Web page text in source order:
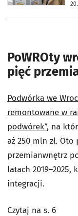
PoWROty
pięć
Podwórka we
remontowane w
podwórek”, na
aż 250 mln zł.
przemianwnętrz
latach
integracji.
Czytaj na s. 6